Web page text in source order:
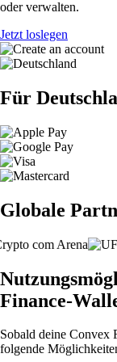
oder verwalten.
Jetzt loslegen
Für
Globale
Finance-
Sobald deine Convex
folgende